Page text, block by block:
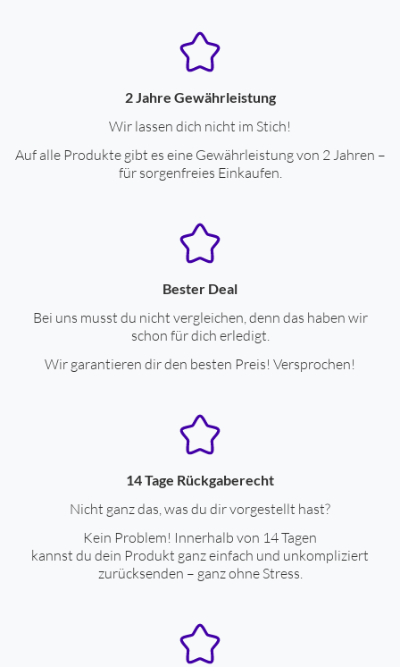
Bluetooth-Schnittstelle ja
Bluetooth-Kopfhörer
ja
Integriertes Mikrofon
ja
Lautstärke-Regler
aktive Lärmkompensation
ja
Drahtlose Tonübertragung
Spannungsversorgung durch Akku
ja
2 Jahre Gewährleistung
Wir lassen dich nicht im Stich!
Auf alle Produkte gibt es eine Gewährleistung von 2 Jahren –
für sorgenfreies Einkaufen.
Bester Deal
Bei uns musst du nicht vergleichen, denn das haben wir
schon für dich erledigt.
Wir garantieren dir den besten Preis! Versprochen!
14 Tage Rückgaberecht
Nicht ganz das, was du dir vorgestellt hast?
Kein Problem! Innerhalb von 14 Tagen
kannst du dein Produkt ganz einfach und unkompliziert
zurücksenden – ganz ohne Stress.